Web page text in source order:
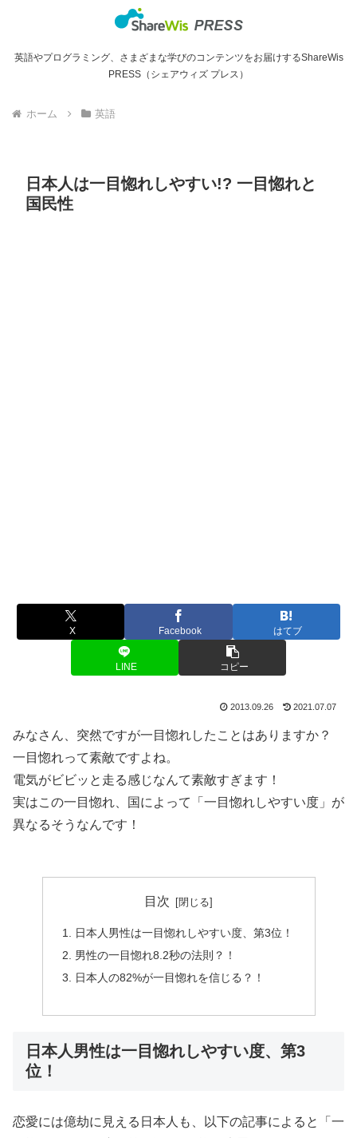
英語やプログラミング、さまざまな学びのコンテンツをお届けするShareWis
PRESS（シェアウィズ プレス）
ホーム 英語
日本人は一目惚れしやすい!? 一目惚れと
国民性
X Facebook はてブ
LINE コピー
2013.09.26 2021.07.07
みなさん、突然ですが一目惚れしたことはありますか？
一目惚れって素敵ですよね。
電気がビビッと走る感じなんて素敵すぎます！
実はこの一目惚れ、国によって「一目惚れしやすい度」が
異なるそうなんです！
目次
日本人男性は一目惚れしやすい度、第3位！
男性の一目惚れ8.2秒の法則？！
日本人の82%が一目惚れを信じる？！
日本人男性は一目惚れしやすい度、第3
位！
恋愛には億劫に見える日本人も、以下の記事によると「一